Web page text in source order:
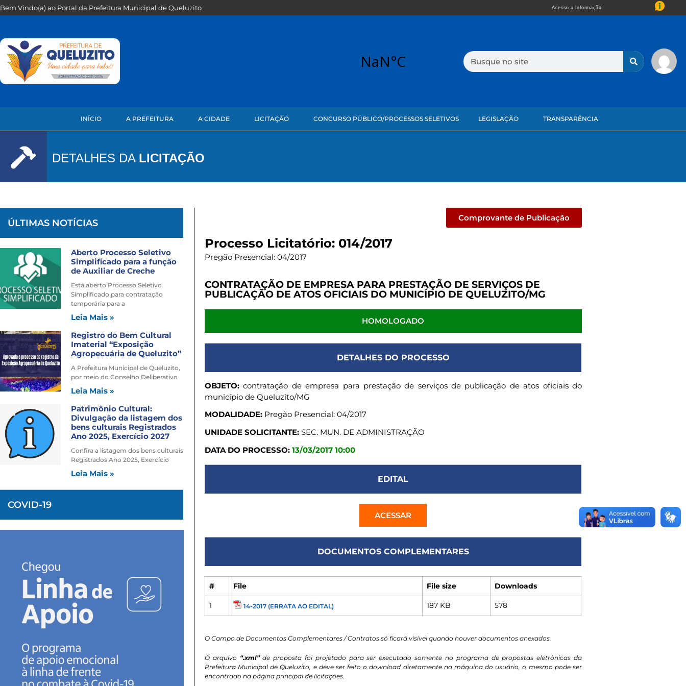
Bem Vindo(a) ao Portal da Prefeitura Municipal de Queluzito Acesso a Informação
INÍCIO A PREFEITURA A CIDADE LICITAÇÃO CONCURSO PÚBLICO/PROCESSOS SELETIVOS LEGISLAÇÃO TRANSPARÊNCIA
DETALHES DA LICITAÇÃO
ÚLTIMAS NOTÍCIAS
Aberto Processo Seletivo
Simplificado para a função
de Auxiliar de Creche
Está aberto Processo Seletivo
Simplificado para contratação
temporária para a
Leia Mais »
Registro do Bem Cultural
Imaterial “Exposição
Agropecuária de Queluzito”
A Prefeitura Municipal de Queluzito,
por meio do Conselho Deliberativo
Leia Mais »
Patrimônio Cultural:
Divulgação da listagem dos
bens culturais Registrados
Ano 2025, Exercício 2027
Confira a listagem dos bens culturais
Registrados Ano 2025, Exercício
Leia Mais »
COVID-19
Comprovante de Publicação
Processo Licitatório: 014/2017
Pregão Presencial: 04/2017
CONTRATAÇÃO DE EMPRESA PARA PRESTAÇÃO DE SERVIÇOS DE
PUBLICAÇÃO DE ATOS OFICIAIS DO MUNICÍPIO DE QUELUZITO/MG
HOMOLOGADO
DETALHES DO PROCESSO
OBJETO:contratação de empresa para prestação de serviços de publicação de atos oficiais do
município de Queluzito/MG
MODALIDADE:Pregão Presencial: 04/2017
UNIDADE SOLICITANTE:SEC. MUN. DE ADMINISTRAÇÃO
DATA DO PROCESSO:13/03/2017 10:00
EDITAL
ACESSAR
DOCUMENTOS COMPLEMENTARES
# File File size Downloads
1 14-2017 (ERRATA AO EDITAL) 187 KB 578
O Campo de Documentos Complementares / Contratos só ficará visível quando houver documentos anexados.
O arquivo “.xml”de proposta foi projetado para ser executado somente no programa de propostas eletrônicas da
Prefeitura Municipal de Queluzito, e deve ser feito o download diretamente na máquina do usuário, o mesmo pode ser
encontrado na página principal de licitações.